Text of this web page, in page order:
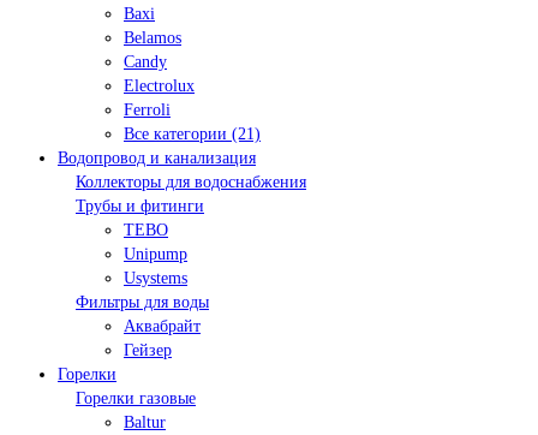
Baxi
Belamos
Candy
Electrolux
Ferroli
Все категории (21)
Водопровод и канализация
Коллекторы для водоснабжения
Трубы и фитинги
TEBO
Unipump
Usystems
Фильтры для воды
Аквабрайт
Гейзер
Горелки
Горелки газовые
Baltur